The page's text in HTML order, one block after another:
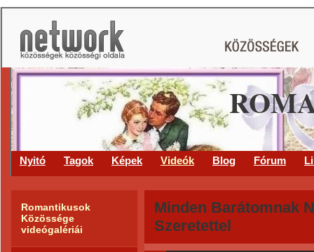
Nyitó Tagok Képek Videók Blog Fórum
Romantikusok
Közössége
videógalériái
Minden Barátomnak
Szeretettel